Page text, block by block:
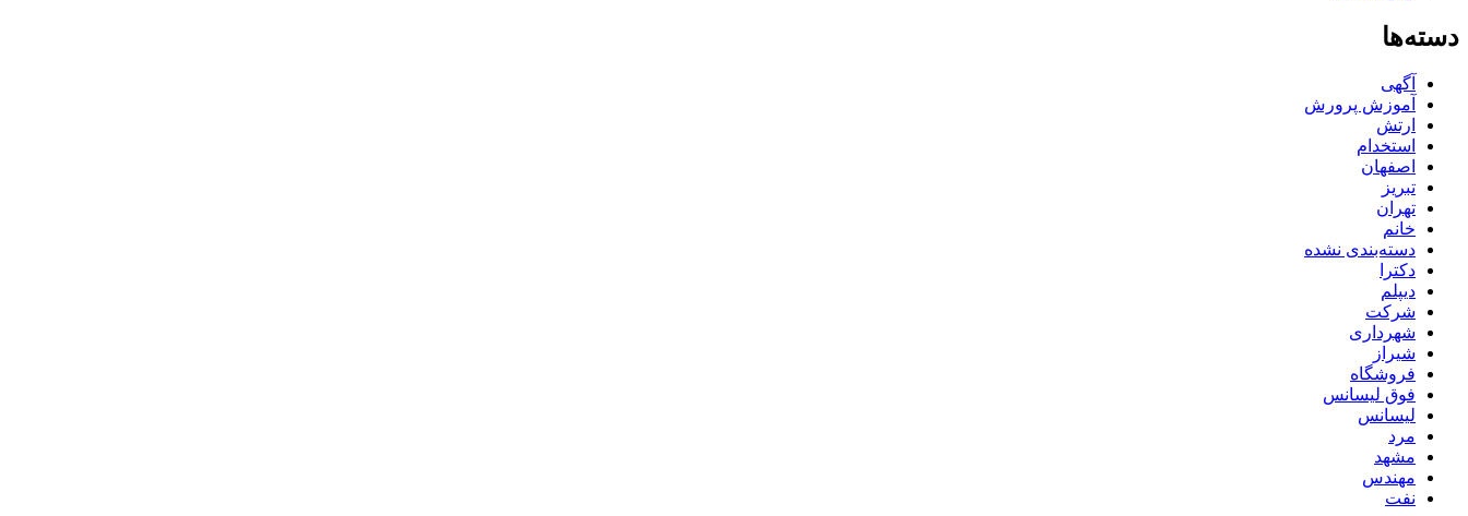
دسته‌ها
آگهی
آموزش پرورش
ارتش
استخدام
اصفهان
تبریز
تهران
خانم
دسته‌بندی نشده
دکترا
دیپلم
شرکت
شهرداری
شیراز
فروشگاه
فوق لیسانس
لیسانس
مرد
مشهد
مهندس
نفت